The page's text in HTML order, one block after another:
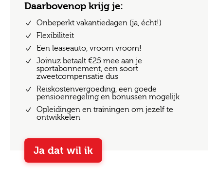
Daarbovenop krijg je:
Onbeperkt vakantiedagen (ja, écht!)
Flexibiliteit
Een leaseauto, vroom vroom!
Joinuz betaalt €25 mee aan je
sportabonnement, een soort
zweetcompensatie dus
Reiskostenvergoeding, een goede
pensioenregeling en bonussen mogelijk
Opleidingen en trainingen om jezelf te
ontwikkelen
Ja dat wil ik